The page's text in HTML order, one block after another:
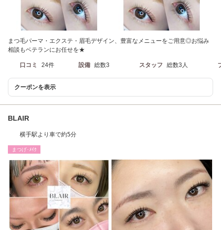
まつ毛パーマ・エクステ・眉毛デザイン、豊富なメニューをご用意◎お悩み
相談もベテランにお任せを★
口コミ 24件 設備 総数3 スタッフ 総数3人
クーポンを表示
BLAIR
横手駅より車で約5分
まつげ･ﾒｲｸ